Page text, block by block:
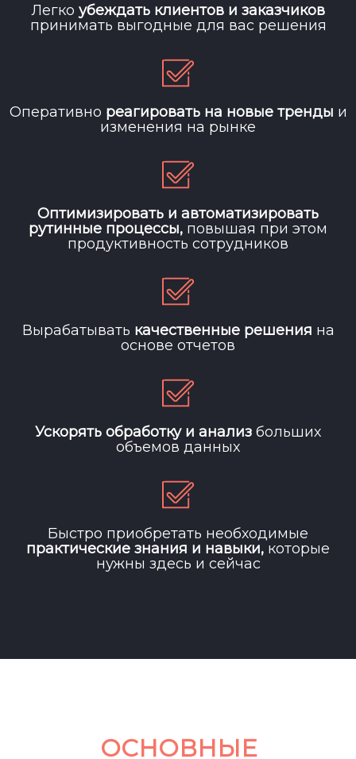
Легко убеждать клиентов и заказчиков
принимать выгодные для вас решения
Оперативно реагировать на новые тренды и
изменения на рынке
Оптимизировать и автоматизировать
рутинные процессы, повышая при этом
продуктивность сотрудников
Вырабатывать качественные решения на
основе отчетов
Ускорять обработку и анализ больших
объемов данных
Быстро приобретать необходимые
практические знания и навыки, которые
нужны здесь и сейчас
ОСНОВНЫЕ